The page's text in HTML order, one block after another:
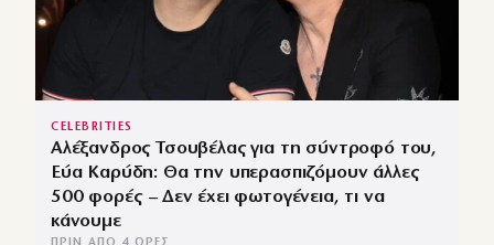
CELEBRITIES
Αλέξανδρος Τσουβέλας για τη σύντροφό του,
Εύα Καρύδη: Θα την υπερασπιζόμουν άλλες
500 φορές – Δεν έχει φωτογένεια, τι να
κάνουμε